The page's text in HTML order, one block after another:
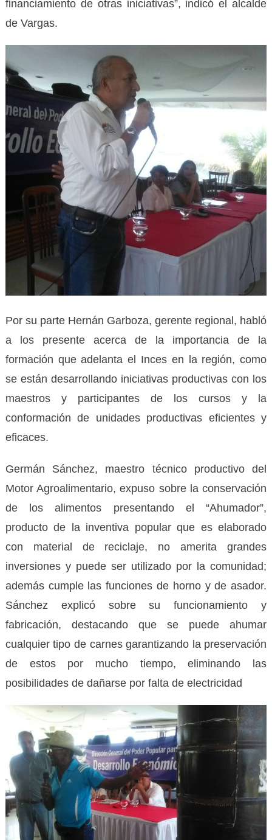
financiamiento de otras iniciativas”, indicó el alcalde
de Vargas.
Por su parte Hernán Garboza, gerente regional, habló
a los presente acerca de la importancia de la
formación que adelanta el Inces en la región, como
se están desarrollando iniciativas productivas con los
maestros y participantes de los cursos y la
conformación de unidades productivas eficientes y
eficaces.
Germán Sánchez, maestro técnico productivo del
Motor Agroalimentario, expuso sobre la conservación
de los alimentos presentando el “Ahumador”,
producto de la inventiva popular que es elaborado
con material de reciclaje, no amerita grandes
inversiones y puede ser utilizado por la comunidad;
además cumple las funciones de horno y de asador.
Sánchez explicó sobre su funcionamiento y
fabricación, destacando que se puede ahumar
cualquier tipo de carnes garantizando la preservación
de estos por mucho tiempo, eliminando las
posibilidades de dañarse por falta de electricidad